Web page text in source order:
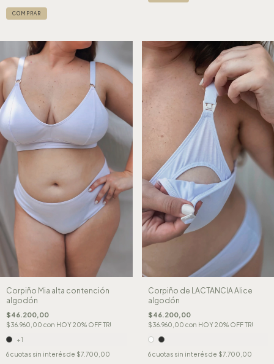
COMPRAR
Corpiño Mia alta contención
algodón
$46.200,00
$36.960,00 con HOY 20% OFF TR!
+1
6cuotas sin interés de $7.700,00
Corpiño de LACTANCIA Alice
algodón
$46.200,00
$36.960,00 con HOY 20% OFF TR!
6 cuotas sin interés de $7.700,00